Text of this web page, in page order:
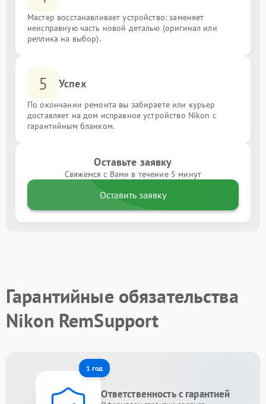
Мастер восстанавливает устройство: заменяет
неисправную часть новой деталью (оригинал или
реплика на выбор).
5 Успех
По окончании ремонта вы забираете или курьер
доставляет на дом исправное устройство Nikon с
гарантийным бланком.
Оставьте заявку
Свяжемся с Вами в течение 5 минут
Оставить заявку
Гарантийные обязательства
Nikon RemSupport
1 год
Ответственность с гарантией